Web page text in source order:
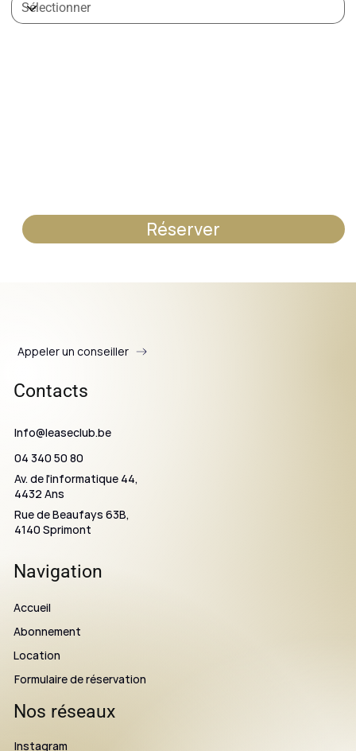
Réserver
Appeler un conseiller
Contacts
Info@leaseclub.be
04 340 50 80
Av. de l'informatique 44,
4432 Ans
Rue de Beaufays 63B,
4140 Sprimont
Navigation
Accueil
Abonnement
Location
Formulaire de réservation
Nos réseaux
Instagram